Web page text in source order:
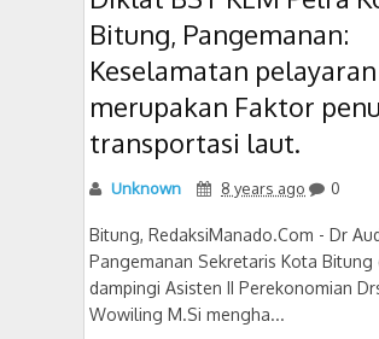
Bitung, Pangemanan:
Keselamatan pelayaran
merupakan Faktor
transportasi laut.
Unknown 8 years ago 0
Bitung, RedaksiManado.Com - Dr
Pangemanan Sekretaris Kota Bitung
dampingi Asisten II Perekonomian
Wowiling M.Si mengha...